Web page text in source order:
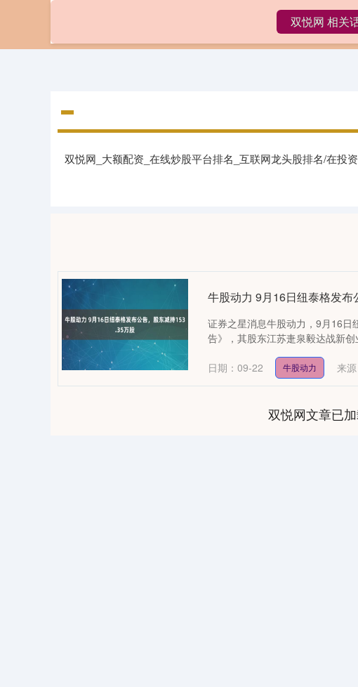
双悦网
双悦网_大额配资_在线炒股平台排名_互联网龙头股排名/在投
双悦网 相关
牛股动力 9月16日纽泰格发
证券之星消息牛股动力，9月16日
告》，其股东江苏疌泉毅达战新
日期：09-22 牛股动力 来
双悦网文章已